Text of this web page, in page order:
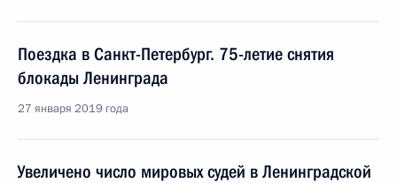
Поездка в Санкт-Петербург. 75-летие снятия
блокады Ленинграда
27 января 2019 года
Увеличено число мировых судей в Ленинградской